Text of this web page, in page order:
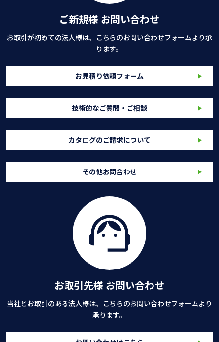
ご新規様 お問い合わせ
お取引が初めての法人様は、こちらのお問い合わせフォームより承
ります。
お見積り依頼フォーム
技術的なご質問・ご相談
カタログのご請求について
その他お問合わせ
お取引先様 お問い合わせ
当社とお取引のある法人様は、こちらのお問い合わせフォームより
承ります。